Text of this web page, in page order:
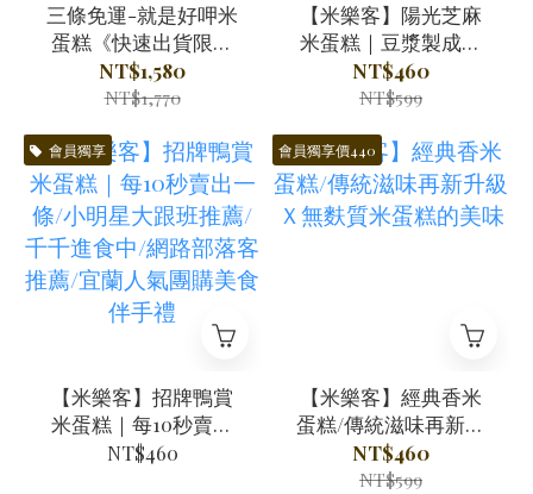
三條免運-就是好呷米
蛋糕《快速出貨限定
＄1480》 無麩質｜快
速出貨！！
NT$1,580
NT$1,770
【米樂客】陽光芝麻
米蛋糕｜豆漿製成蛋
糕體Ｘ台灣在地黑芝
麻Ｘ古法鹹蛋黃Ｘ豆
NT$460
NT$599
會員獨享
【米樂客】招牌鴨賞
米蛋糕｜每10秒賣出
一條/小明星大跟班推
NT$460
會員獨享價440
【米樂客】經典香米
蛋糕/傳統滋味再新升
級Ｘ無麩質米蛋糕的
美味
NT$460
NT$599